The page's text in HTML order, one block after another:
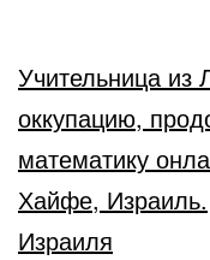
Учительница из
оккупацию,
математику
Хайфе, Израиль.
Израиля